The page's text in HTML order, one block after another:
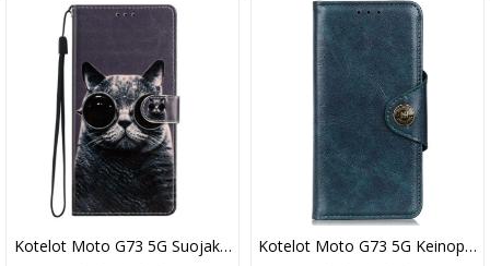
Kotelot Moto G73 5G Suojaketju Kuori Strappy Glasses Cat
Kotelot Moto G73 5G